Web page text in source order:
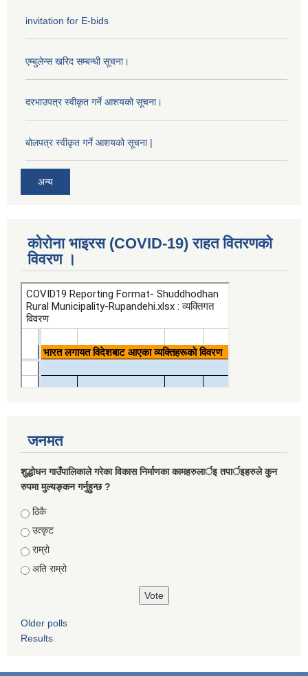
invitation for E-bids
एम्बुलेन्स खरिद सम्बन्धी सूचना।
दरभाउपत्र स्वीकृत गर्ने आशयको सूचना।
बोलपत्र स्वीकृत गर्ने आशयको सूचना |
अन्य
कोरोना भाइरस (COVID-19) राहत वितरणको
विवरण ।
जनमत
शुद्धोधन गाउँपालिकाले गरेका विकास निर्माणका कामहरुलार्इ तपार्इहरुले कुन
रुपमा मुल्यङ्कन गर्नुहुन्छ ?
Choices
ठिकै
उत्कृट
राम्रो
अति राम्रो
Older polls
Results